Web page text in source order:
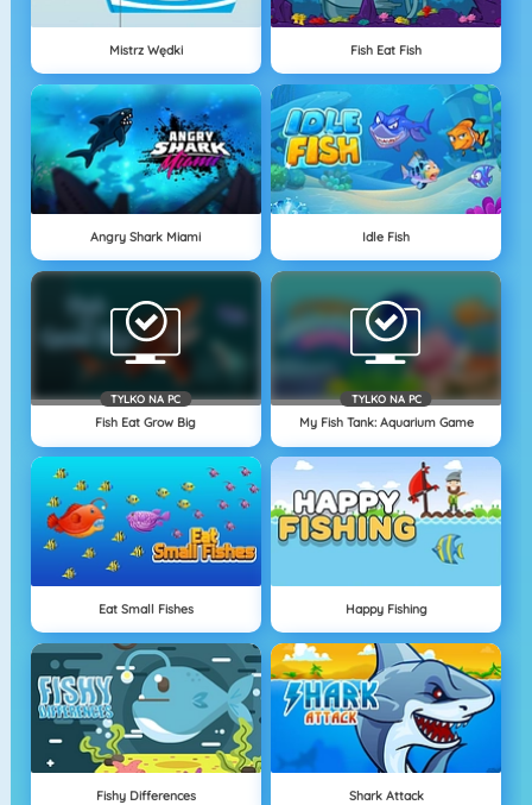
Mistrz Wędki Fish Eat Fish
Angry Shark Miami Idle Fish
TYLKO NA PC
Fish Eat Grow Big
TYLKO NA PC
My Fish Tank: Aquarium Game
Eat Small Fishes Happy Fishing
Fishy Differences Shark Attack